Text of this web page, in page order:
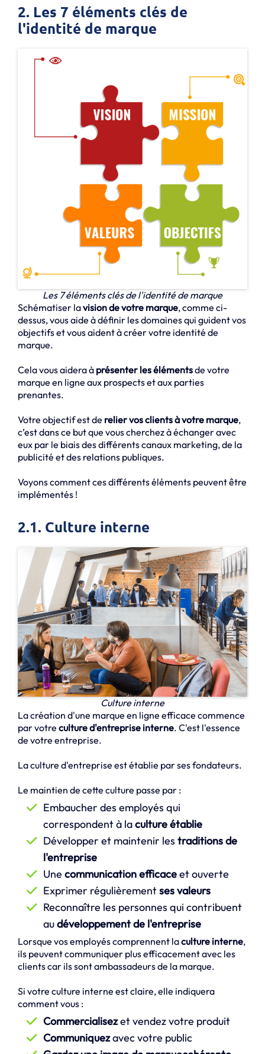
2. Les 7 éléments clés de
l'identité de marque
Les 7 éléments clés de l'identité de marque
Schématiser lavision de votre marque, comme ci-
dessus, vous aide à définir les domaines qui guident vos
objectifs et vous aident à créer votre identité de
marque.
Cela vous aidera à présenter les élémentsde votre
marque en ligne aux prospects et aux parties
prenantes.
Votre objectif est de relier vos clients à votre marque,
c’est dans ce but que vous cherchez à échanger avec
eux par le biais des différents canaux marketing, de la
publicité et des relations publiques.
Voyons comment ces différents éléments peuvent être
implémentés !
2.1. Culture interne
Culture interne
La création d'une marque en ligne efficace commence
par votre culture d'entreprise interne. C'est l'essence
de votre entreprise.
La culture d'entreprise est établie par ses fondateurs.
Le maintien de cette culture passe par :
Embaucher des employés qui
correspondent à laculture établie
Développer et maintenir les traditions de
l'entreprise
Une communication efficaceet ouverte
Exprimer régulièrementses valeurs
Reconnaître les personnes qui contribuent
audéveloppement de l'entreprise
Lorsque vos employés comprennent laculture interne,
ils peuvent communiquer plus efficacement avec les
clients car ils sont ambassadeurs de la marque.
Si votre culture interne est claire, elle indiquera
comment vous :
Commercialisezet vendez votre produit
Communiquezavec votre public